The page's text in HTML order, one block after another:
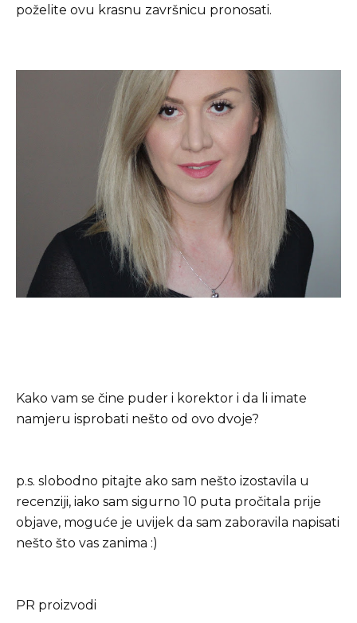
poželite ovu krasnu završnicu pronosati.
Kako vam se čine puder i korektor i da li imate
namjeru isprobati nešto od ovo dvoje?
p.s. slobodno pitajte ako sam nešto izostavila u
recenziji, iako sam sigurno 10 puta pročitala prije
objave, moguće je uvijek da sam zaboravila napisati
nešto što vas zanima :)
PR proizvodi